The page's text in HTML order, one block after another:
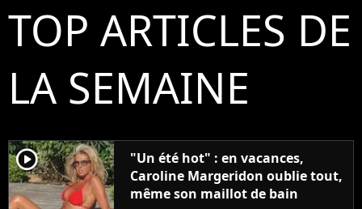
TOP ARTICLES DE
LA SEMAINE
player2
"Un été hot" : en vacances,
Caroline Margeridon oublie tout,
même son maillot de bain